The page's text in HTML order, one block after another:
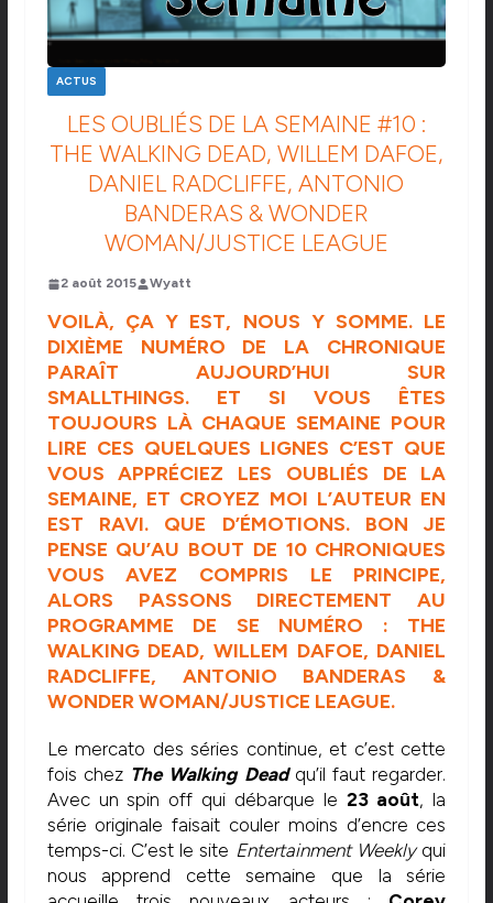
ACTUS
LES OUBLIÉS DE LA SEMAINE #10 :
THE WALKING DEAD, WILLEM DAFOE,
DANIEL RADCLIFFE, ANTONIO
BANDERAS & WONDER
WOMAN/JUSTICE LEAGUE
2 août 2015 Wyatt
VOILÀ, ÇA Y EST, NOUS Y SOMME. LE
DIXIÈME NUMÉRO DE LA CHRONIQUE
PARAÎT AUJOURD’HUI SUR
SMALLTHINGS. ET SI VOUS ÊTES
TOUJOURS LÀ CHAQUE SEMAINE POUR
LIRE CES QUELQUES LIGNES C’EST QUE
VOUS APPRÉCIEZ LES OUBLIÉS DE LA
SEMAINE, ET CROYEZ MOI L’AUTEUR EN
EST RAVI. QUE D’ÉMOTIONS. BON JE
PENSE QU’AU BOUT DE 10 CHRONIQUES
VOUS AVEZ COMPRIS LE PRINCIPE,
ALORS PASSONS DIRECTEMENT AU
PROGRAMME DE SE NUMÉRO : THE
WALKING DEAD, WILLEM DAFOE, DANIEL
RADCLIFFE, ANTONIO BANDERAS &
WONDER WOMAN/JUSTICE LEAGUE.
Le mercato des séries continue, et c’est cette
fois chez The Walking Deadqu’il faut regarder.
Avec un spin off qui débarque le 23 août, la
série originale faisait couler moins d’encre ces
temps-ci. C’est le site Entertainment Weeklyqui
nous apprend cette semaine que la série